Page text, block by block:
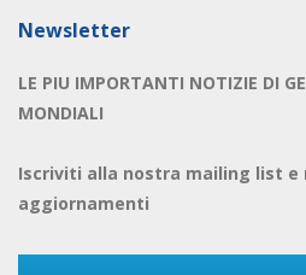
Newsletter
LE PIU IMPORTANTI NOTIZIE DI
MONDIALI
Iscriviti alla nostra mailing list
aggiornamenti